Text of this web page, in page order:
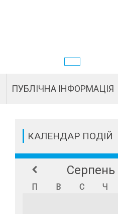
ПУБЛІЧНА ІНФОРМАЦІЯ
КАЛЕНДАР ПОДІЙ
Серпень
П В С Ч